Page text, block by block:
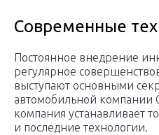
Современные
Постоянное внедрение
регулярное
выступают основными
автомобильной компании
компания устанавливает
и последние технологии.